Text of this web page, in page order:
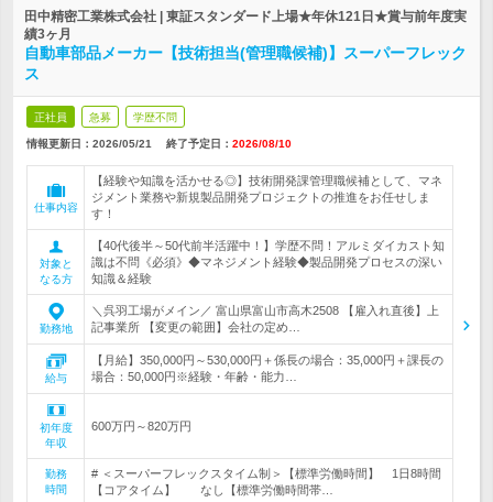
田中精密工業株式会社 | 東証スタンダード上場★年休121日★賞与前年度実
績3ヶ月
自動車部品メーカー【技術担当(管理職候補)】スーパーフレック
ス
正社員 急募 学歴不問
情報更新日：2026/05/21 終了予定日： 2026/08/10
仕事内容
【経験や知識を活かせる◎】技術開発課管理職候補として、マネ
ジメント業務や新規製品開発プロジェクトの推進をお任せしま
す！
対象と
なる方
【40代後半～50代前半活躍中！】学歴不問！アルミダイカスト知
識は不問《必須》◆マネジメント経験◆製品開発プロセスの深い
知識＆経験
勤務地
＼呉羽工場がメイン／ 富山県富山市高木2508 【雇入れ直後】上
記事業所 【変更の範囲】会社の定め…
給与
【月給】350,000円～530,000円＋係長の場合：35,000円＋課長の
場合：50,000円※経験・年齢・能力…
初年度
年収
600万円～820万円
勤務
時間
# ＜スーパーフレックスタイム制＞【標準労働時間】 1日8時間
【コアタイム】 なし【標準労働時間帯…